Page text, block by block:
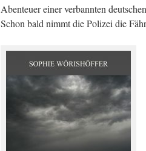
Abenteuer einer verbannten
Schon bald nimmt die Polizei die